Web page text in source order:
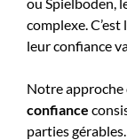
complexe.
leur confiance
Notre approche
confiance
parties